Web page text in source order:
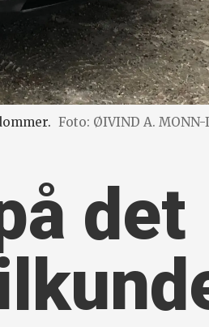
Foto: ØIVIND A. MONN-
det